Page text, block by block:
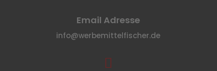
Email Adresse
info@werbemittelfischer.de
